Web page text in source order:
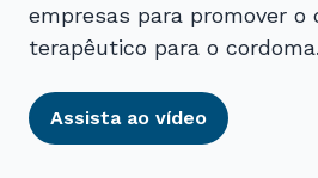
empresas para promover o
terapêutico para o cordoma.
Assista ao vídeo